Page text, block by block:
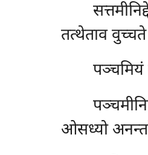
तत्थेताव
पञ्चमियं
ओसध्यो